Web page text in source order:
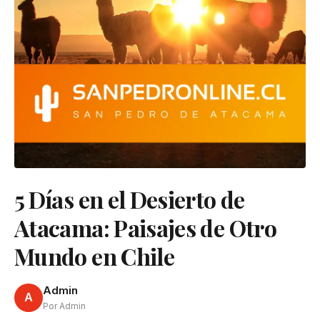
5 Días en el Desierto de
Atacama: Paisajes de Otro
Mundo en Chile
A Admin
Por Admin